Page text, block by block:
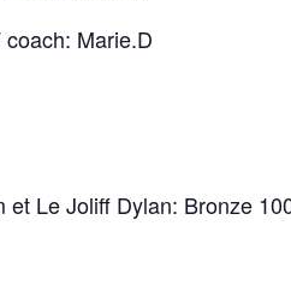
Marie.D
et Le Joliff Dylan: Bronze